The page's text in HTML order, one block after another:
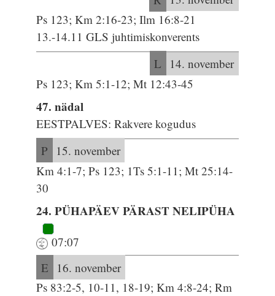
Ps 123; Km 2:16-23; Ilm 16:8-21
13.-14.11 GLS juhtimiskonverents
L
14. november
Ps 123; Km 5:1-12; Mt 12:43-45
47. nädal
EESTPALVES: Rakvere kogudus
P
15. november
Km 4:1-7; Ps 123; 1Ts 5:1-11; Mt 25:14-
30
24. PÜHAPÄEV PÄRAST NELIPÜHA
07:07
E
16. november
Ps 83:2-5, 10-11, 18-19; Km 4:8-24; Rm